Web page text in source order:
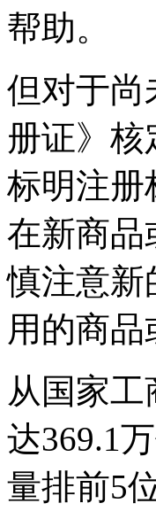
帮助。
但对于尚
册证》
标明注册
在新商品
慎注意新
用的商品
从国家
达369.1
量排前5